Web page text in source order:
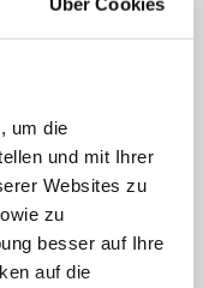
um die
und mit Ihrer
Websites zu
zu
besser auf Ihre
auf die
Extras
des Gebäudes
Service
Investition